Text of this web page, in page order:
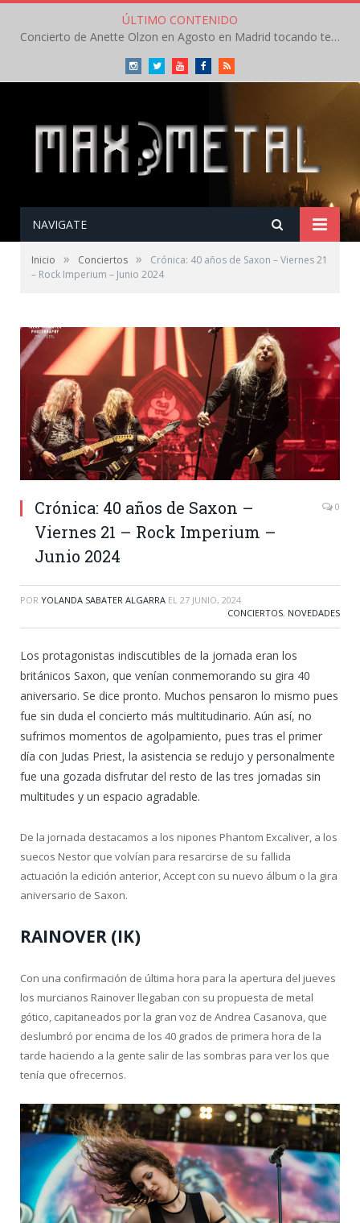
ÚLTIMO CONTENIDO
Megadeth anuncian conciertos en España en Abril
InstagramTwitterYoutubeFacebookRSS
NAVIGATE
Inicio » Conciertos »
Crónica: 40 años de Saxon – Viernes 21
– Rock Imperium – Junio 2024
Crónica: 40 años de Saxon –
Viernes 21 – Rock Imperium –
Junio 2024
0
POR YOLANDA SABATER ALGARRA EL 27 JUNIO, 2024
CONCIERTOS, NOVEDADES
Los protagonistas indiscutibles de la jornada eran los
británicos Saxon, que venían conmemorando su gira 40
aniversario. Se dice pronto. Muchos pensaron lo mismo pues
fue sin duda el concierto más multitudinario. Aún así, no
sufrimos momentos de agolpamiento, pues tras el primer
día con Judas Priest, la asistencia se redujo y personalmente
fue una gozada disfrutar del resto de las tres jornadas sin
multitudes y un espacio agradable.
De la jornada destacamos a los nipones Phantom Excaliver, a los
suecos Nestor que volvían para resarcirse de su fallida
actuación la edición anterior, Accept con su nuevo álbum o la gira
aniversario de Saxon.
RAINOVER (IK)
Con una confirmación de última hora para la apertura del jueves
los murcianos Rainover llegaban con su propuesta de metal
gótico, capitaneados por la gran voz de Andrea Casanova, que
deslumbró por encima de los 40 grados de primera hora de la
tarde haciendo a la gente salir de las sombras para ver los que
tenía que ofrecernos.